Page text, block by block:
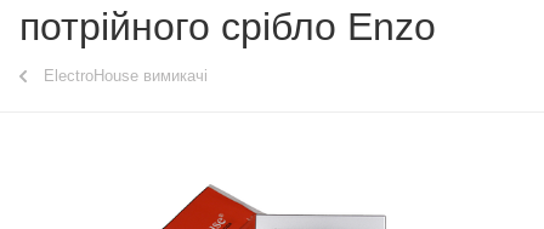
потрійного срібло Enzo
ElectroHouse вимикачі